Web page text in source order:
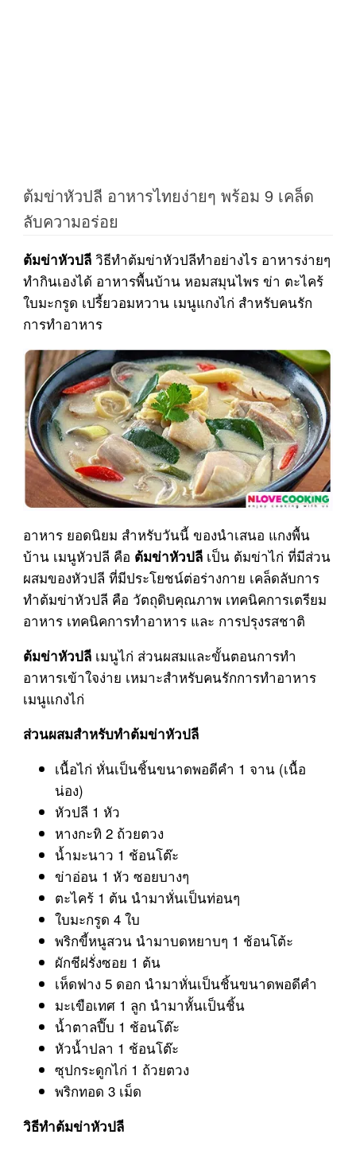
ต้มข่าหัวปลี อาหารไทยง่ายๆ พร้อม 9 เคล็ด
ลับความอร่อย
ต้มข่าหัวปลีวิธีทำต้มข่าหัวปลีทำอย่างไร อาหารง่ายๆ
ทำกินเองได้ อาหารพื้นบ้าน หอมสมุนไพร ข่า ตะไคร้
ใบมะกรูด เปรี้ยวอมหวาน เมนูแกงไก่ สำหรับคนรัก
การทำอาหาร
อาหาร ยอดนิยม สำหรับวันนี้ ของนำเสนอ แกงพื้น
บ้าน เมนูหัวปลี คือ ต้มข่าหัวปลีเป็น ต้มข่าไก่ ที่มีส่วน
ผสมของหัวปลี ที่มีประโยชน์ต่อร่างกาย เคล็ดลับการ
ทำต้มข่าหัวปลี คือ วัตถุดิบคุณภาพ เทคนิคการเตรียม
อาหาร เทคนิคการทำอาหาร และ การปรุงรสชาติ
ต้มข่าหัวปลีเมนูไก่ ส่วนผสมและขั้นตอนการทำ
อาหารเข้าใจง่าย เหมาะสำหรับคนรักการทำอาหาร
เมนูแกงไก่
ส่วนผสมสำหรับทำต้มข่าหัวปลี
เนื้อไก่ หั่นเป็นชิ้นขนาดพอดีคำ 1 จาน (เนื้อ
น่อง)
หัวปลี 1 หัว
หางกะทิ 2 ถ้วยตวง
น้ำมะนาว 1 ช้อนโต๊ะ
ข่าอ่อน 1 หัว ซอยบางๆ
ตะไคร้ 1 ต้น นำมาหั่นเป็นท่อนๆ
ใบมะกรูด 4 ใบ
พริกขี้หนูสวน นำมาบดหยาบๆ 1 ช้อนโต้ะ
ผักชีฝรั่งซอย 1 ต้น
เห็ดฟาง 5 ดอก นำมาหั่นเป็นชิ้นขนาดพอดีคำ
มะเขือเทศ 1 ลูก นำมาหั้นเป็นชิ้น
น้ำตาลปี๊บ 1 ช้อนโต๊ะ
หัวน้ำปลา 1 ช้อนโต๊ะ
ซุปกระดูกไก่ 1 ถ้วยตวง
พริกทอด 3 เม็ด
วิธีทำต้มข่าหัวปลี